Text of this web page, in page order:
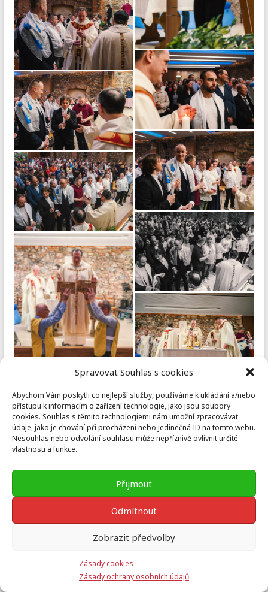
Spravovat Souhlas s cookies
Abychom Vám poskytli co nejlepší služby, používáme k ukládání a/nebo
přístupu k informacím o zařízení technologie, jako jsou soubory
cookies. Souhlas s těmito technologiemi nám umožní zpracovávat
údaje, jako je chování při procházení nebo jedinečná ID na tomto webu.
Nesouhlas nebo odvolání souhlasu může nepříznivě ovlivnit určité
vlastnosti a funkce.
Přijmout
Odmítnout
Zobrazit předvolby
Zásady cookies
Zásady ochrany osobních údajů